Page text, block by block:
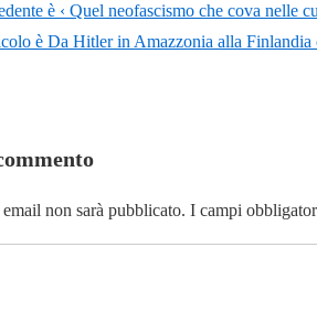
è ‹ Quel neofascismo che cova nelle
è Da Hitler in Amazzonia alla Finlandia
non sarà pubblicato. I campi